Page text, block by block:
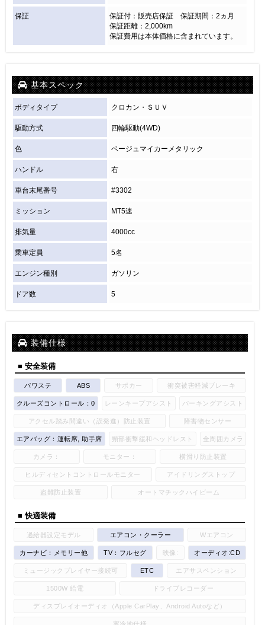
保証
保証付：販売店保証 保証期間：2ヵ月
保証距離：2,000km
保証費用は本体価格に含まれています。
基本スペック
ボディタイプ クロカン・ＳＵＶ
駆動方式 四輪駆動(4WD)
色 ベージュマイカーメタリック
ハンドル 右
車台末尾番号 #3302
ミッション MT5速
排気量 4000cc
乗車定員 5名
エンジン種別 ガソリン
ドア数 5
装備仕様
■ 安全装備
パワステ ABS サポカー 衝突被害軽減ブレーキ
クルーズコントロール：0 レーンキープアシスト パーキングアシスト
アクセル踏み間違い（誤発進）防止装置 障害物センサー
エアバッグ：運転席, 助手席 頸部衝撃緩和ヘッドレスト 全周囲カメラ
カメラ： モニター： 横滑り防止装置
ヒルディセントコントロールモニター アイドリングストップ
盗難防止装置 オートマチックハイビーム
■ 快適装備
過給器設定モデル エアコン・クーラー Wエアコン
カーナビ：メモリー他 TV：フルセグ 映像: オーディオ:CD
ミュージックプレイヤー接続可 ETC エアサスペンション
1500W 給電 ドライブレコーダー
ディスプレイオーディオ（Apple CarPlay、Android Autoなど）